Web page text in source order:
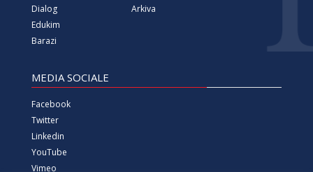
Dialog
Edukim
Barazi
Arkiva
MEDIA SOCIALE
Facebook
Twitter
Linkedin
YouTube
Vimeo